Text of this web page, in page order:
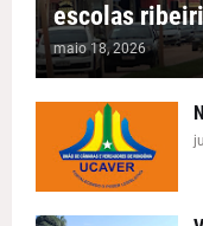
escolas
maio 18, 2026